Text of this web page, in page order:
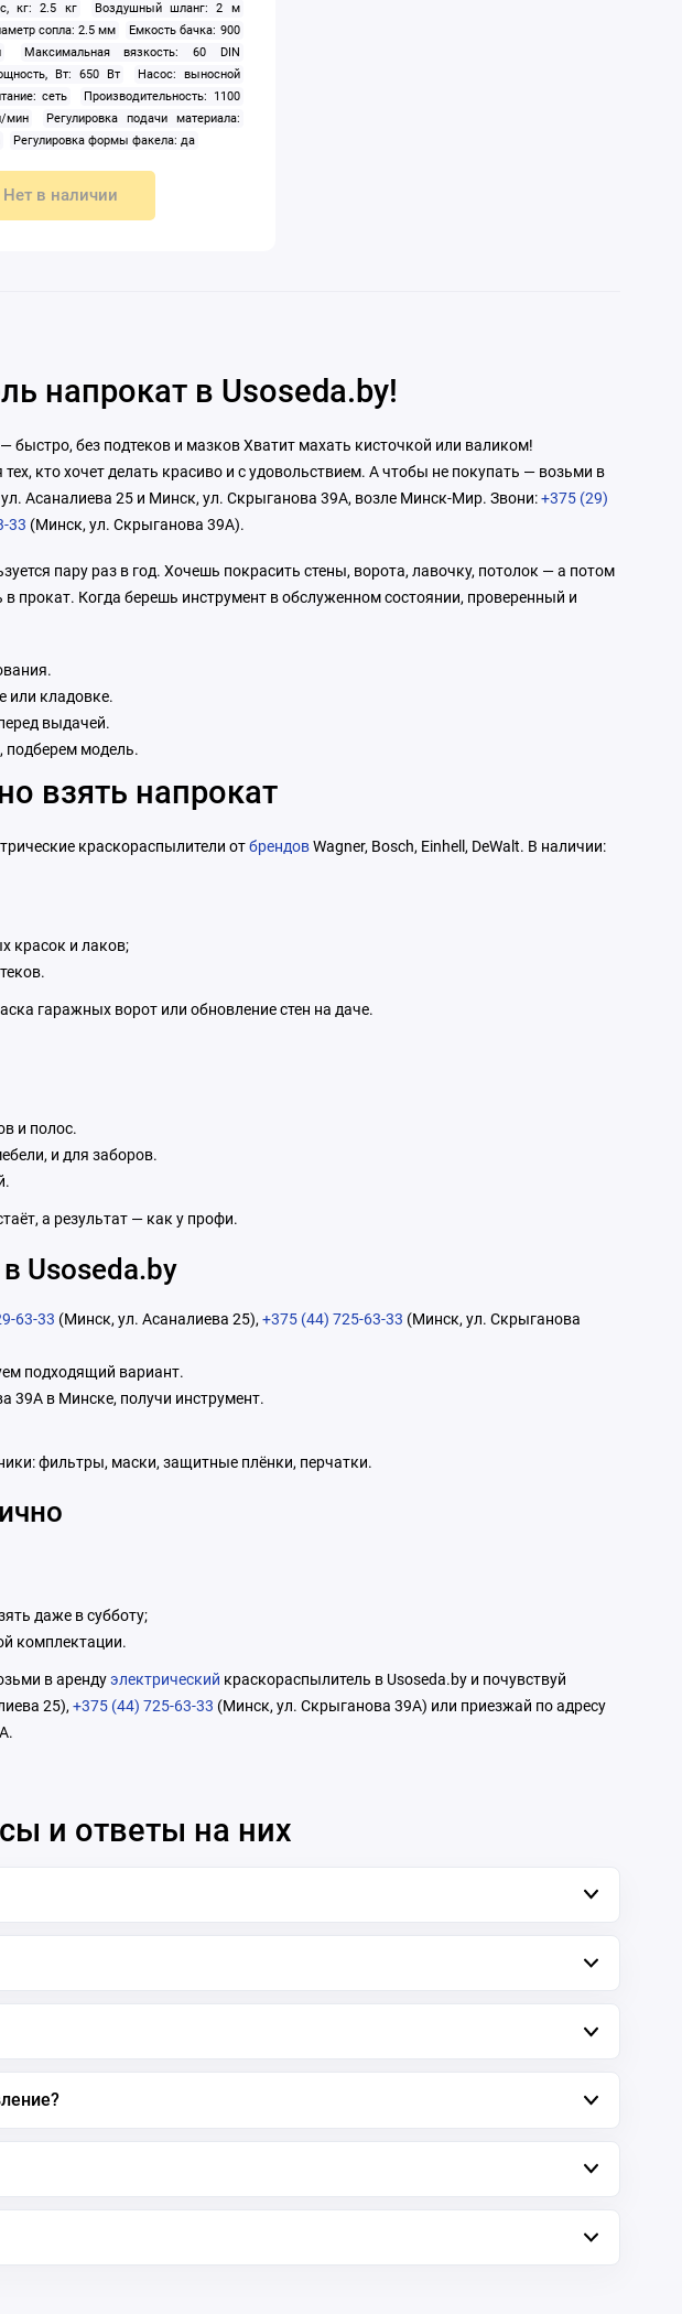
кг: 2.5 кг
Воздушный шланг: 2 м
сопла: 2.5 мм
Емкость бачка: 900
Максимальная вязкость: 60 DIN
Вт: 650 Вт
Насос: выносной
сеть
Производительность: 1100
мин
Регулировка подачи материала:
Регулировка формы факела: да
Нет в наличии
напрокат в Usoseda.by!
быстро, без подтеков и мазков Хватит махать кисточкой или валиком!
кто хочет делать красиво и с удовольствием. А чтобы не покупать — возьми в
Асаналиева 25 и Минск, ул. Скрыганова 39А, возле Минск-Мир. Звони:+375 (29)
33 (Минск, ул. Скрыганова 39А).
пару раз в год. Хочешь покрасить стены, ворота, лавочку, потолок — а потом
прокат. Когда берешь инструмент в обслуженном состоянии, проверенный и
или кладовке.
выдачей.
подберем модель.
взять напрокат
краскораспылители отбрендовWagner, Bosch, Einhell, DeWalt. В наличии:
красок и лаков;
гаражных ворот или обновление стен на даче.
и полос.
и для заборов.
а результат — как у профи.
Usoseda.by
63-33 (Минск, ул. Асаналиева 25),+375 (44) 725-63-33 (Минск, ул. Скрыганова
подходящий вариант.
39А в Минске, получи инструмент.
фильтры, маски, защитные плёнки, перчатки.
даже в субботу;
комплектации.
в арендуэлектрический краскораспылитель в Usoseda.by и почувствуй
25),+375 (44) 725-63-33 (Минск, ул. Скрыганова 39А) или приезжай по адресу
и ответы на них